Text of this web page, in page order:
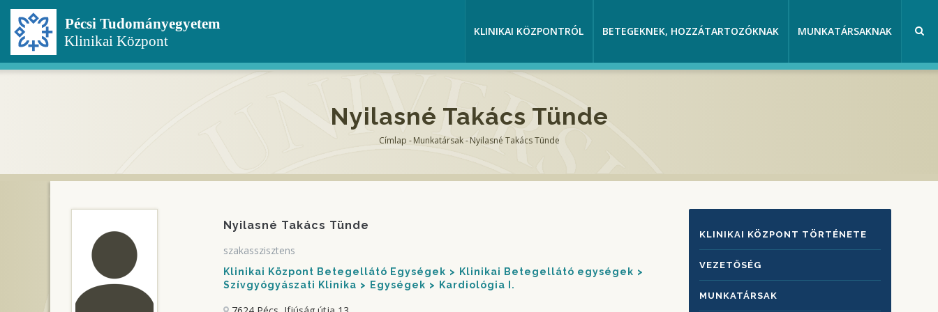
Ugrás
tartalomra
KLINIKAI KÖZPONTRÓL BETEGEKNEK, HOZZÁTARTOZÓKNAK MUNKATÁRSAKNAK
Nyilasné Takács Tünde
Címlap - Munkatársak - Nyilasné Takács Tünde
Nyilasné Takács Tünde
szakasszisztens
Klinikai Központ Betegellátó Egységek
Klinikai Betegellátó egységek
Szívgyógyászati Klinika
Egységek Kardiológia I.
KLINIKAI
KÖZPONTRÓL
KLINIKAI KÖZPONT TÖRTÉNETE
VEZETŐSÉG
MUNKATÁRSAK